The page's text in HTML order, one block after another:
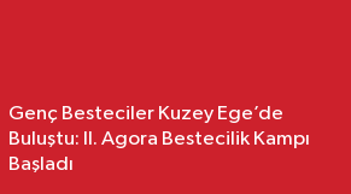
Genç Besteciler Kuzey Ege’de
Buluştu: II. Agora Bestecilik Kampı
Başladı